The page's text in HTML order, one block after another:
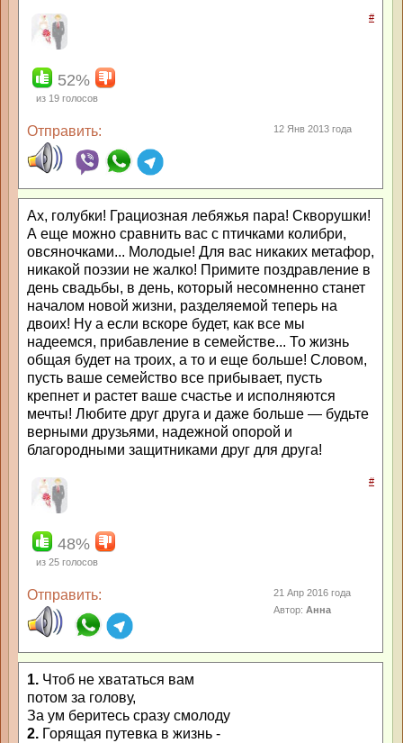
#
52%
из 19 голосов
Отправить: 12 Янв 2013 года
Ах, голубки! Грациозная лебяжья пара! Скворушки!
А еще можно сравнить вас с птичками колибри,
овсяночками... Молодые! Для вас никаких метафор,
никакой поэзии не жалко! Примите поздравление в
день свадьбы, в день, который несомненно станет
началом новой жизни, разделяемой теперь на
двоих! Ну а если вскоре будет, как все мы
надеемся, прибавление в семействе... То жизнь
общая будет на троих, а то и еще больше! Словом,
пусть ваше семейство все прибывает, пусть
крепнет и растет ваше счастье и исполняются
мечты! Любите друг друга и даже больше — будьте
верными друзьями, надежной опорой и
благородными защитниками друг для друга!
#
48%
из 25 голосов
Отправить:
21 Апр 2016 года
Автор:Анна
1. Чтоб не хвататься вам
потом за голову,
За ум беритесь сразу смолоду
2. Горящая путевка в жизнь -